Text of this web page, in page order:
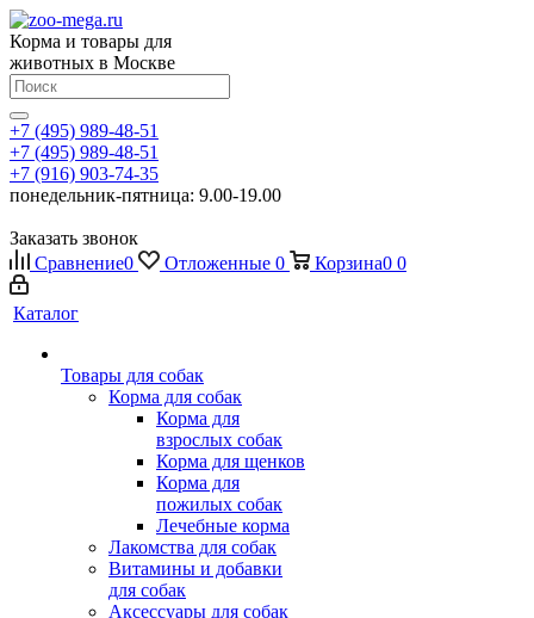
Корма и товары для
животных в Москве
+7 (495) 989-48-51
+7 (495) 989-48-51
+7 (916) 903-74-35
понедельник-пятница: 9.00-19.00
Заказать звонок
Сравнение0 Отложенные 0 Корзина0 0
Каталог
Товары для собак
Корма для собак
Корма для
взрослых собак
Корма для щенков
Корма для
пожилых собак
Лечебные корма
Лакомства для собак
Витамины и добавки
для собак
Аксессуары для собак